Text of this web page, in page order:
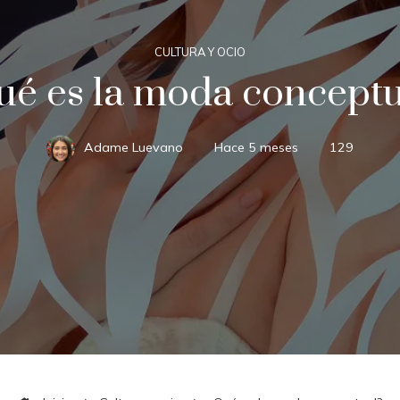
CULTURA Y OCIO
es la moda
Adame Luevano Hace 5 meses 129